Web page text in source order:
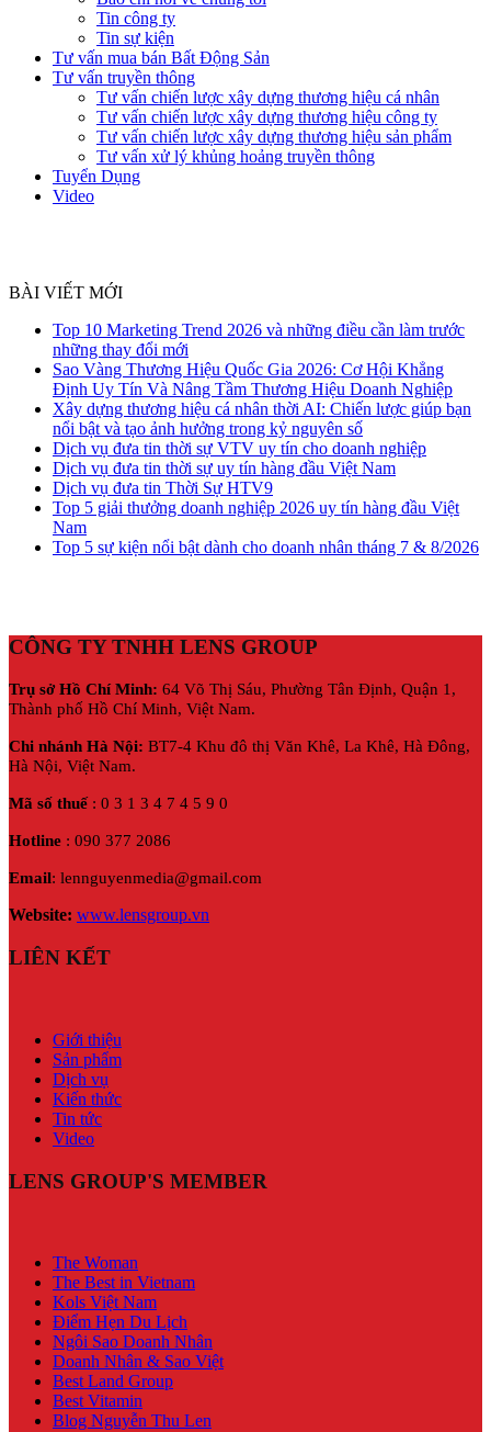
Tin công ty
Tin sự kiện
Tư vấn mua bán Bất Động Sản
Tư vấn truyền thông
Tư vấn chiến lược xây dựng thương hiệu cá nhân
Tư vấn chiến lược xây dựng thương hiệu công ty
Tư vấn chiến lược xây dựng thương hiệu sản phẩm
Tư vấn xử lý khủng hoảng truyền thông
Tuyển Dụng
Video
BÀI VIẾT MỚI
Top 10 Marketing Trend 2026 và những điều cần làm trước
những thay đổi mới
Sao Vàng Thương Hiệu Quốc Gia 2026: Cơ Hội Khẳng
Định Uy Tín Và Nâng Tầm Thương Hiệu Doanh Nghiệp
Xây dựng thương hiệu cá nhân thời AI: Chiến lược giúp bạn
nổi bật và tạo ảnh hưởng trong kỷ nguyên số
Dịch vụ đưa tin thời sự VTV uy tín cho doanh nghiệp
Dịch vụ đưa tin thời sự uy tín hàng đầu Việt Nam
Dịch vụ đưa tin Thời Sự HTV9
Top 5 giải thưởng doanh nghiệp 2026 uy tín hàng đầu Việt
Nam
Top 5 sự kiện nổi bật dành cho doanh nhân tháng 7 & 8/2026
CÔNG TY TNHH LENS GROUP
Trụ sở Hồ Chí Minh: 64 Võ Thị Sáu, Phường Tân Định, Quận 1,
Thành phố Hồ Chí Minh, Việt Nam.
Chi nhánh Hà Nội: BT7-4 Khu đô thị Văn Khê, La Khê, Hà Đông,
Hà Nội, Việt Nam.
Mã số thuế: 0 3 1 3 4 7 4 5 9 0
Hotline : 090 377 2086
Email: lennguyenmedia@gmail.com
Website: www.lensgroup.vn
LIÊN KẾT
Giới thiệu
Sản phẩm
Dịch vụ
Kiến thức
Tin tức
Video
LENS GROUP'S MEMBER
The Woman
The Best in Vietnam
Kols Việt Nam
Điểm Hẹn Du Lịch
Ngôi Sao Doanh Nhân
Doanh Nhân & Sao Việt
Best Land Group
Best Vitamin
Blog Nguyễn Thu Len